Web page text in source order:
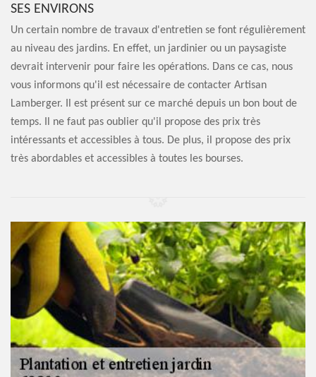
SES ENVIRONS
Un certain nombre de travaux d'entretien se font régulièrement
au niveau des jardins. En effet, un jardinier ou un paysagiste
devrait intervenir pour faire les opérations. Dans ce cas, nous
vous informons qu'il est nécessaire de contacter Artisan
Lamberger. Il est présent sur ce marché depuis un bon bout de
temps. Il ne faut pas oublier qu'il propose des prix très
intéressants et accessibles à tous. De plus, il propose des prix
très abordables et accessibles à toutes les bourses.